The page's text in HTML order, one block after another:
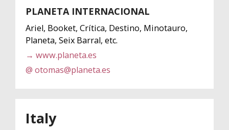
PLANETA INTERNACIONAL
Ariel, Booket, Crítica, Destino, Minotauro,
Planeta, Seix Barral, etc.
→ www.planeta.es
@ otomas@planeta.es
Italy